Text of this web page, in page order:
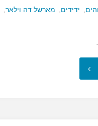
ידידים מארשל דה וילאר,
"שמרני